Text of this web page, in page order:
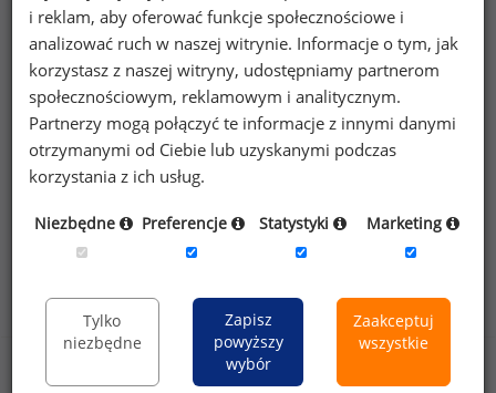
wynagrodzeniachfrezerówlub na innych
stanowiskach?
Dowiedz się więcej
Wykorzystaj kod
Rozkład zarobków na stanowisku frezer
Miesięczne wynagrodzenie całkowite ( mediana*) na tym
i reklam, aby oferować funkcje społecznościowe i
analizować ruch w naszej witrynie. Informacje o tym, jak
korzystasz z naszej witryny, udostępniamy partnerom
społecznościowym, reklamowym i analitycznym.
Partnerzy mogą połączyć te informacje z innymi danymi
otrzymanymi od Ciebie lub uzyskanymi podczas
korzystania z ich usług.
Niezbędne Preferencje Statystyki Marketing
Tylko
niezbędne
Zapisz
powyższy
wybór
Zaakceptuj
wszystkie